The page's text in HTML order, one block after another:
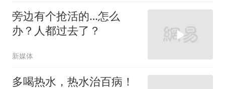
旁边有个抢活的…怎么
办？人都过去了？
新媒体
多喝热水，热水治百病！